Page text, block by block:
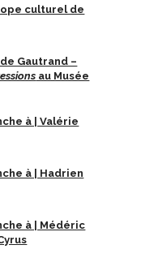
culturel de
Gautrand –
au Musée
à | Valérie
à | Hadrien
à | Médéric